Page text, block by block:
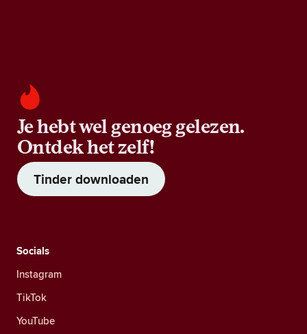
Je hebt wel genoeg gelezen.
Ontdek het zelf!
Tinder downloaden
Socials
Instagram
TikTok
YouTube